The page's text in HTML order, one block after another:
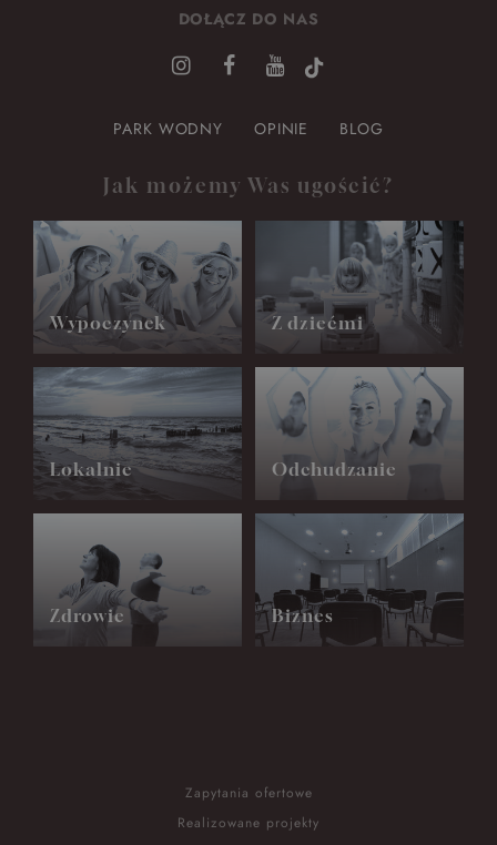
DOŁĄCZ DO NAS
PARK WODNY OPINIE BLOG
Jak możemy Was ugościć?
Wypoczynek Z dziećmi
Lokalnie Odchudzanie
Zdrowie Biznes
Zapytania ofertowe
Realizowane projekty